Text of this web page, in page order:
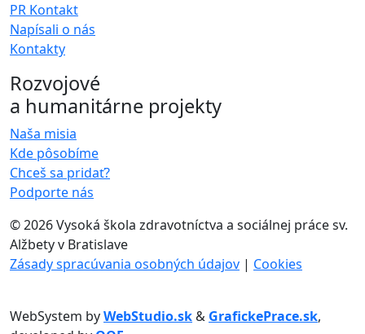
PR Kontakt
Napísali o nás
Kontakty
Rozvojové
a humanitárne projekty
Naša misia
Kde pôsobíme
Chceš sa pridať?
Podporte nás
©2026 Vysoká škola zdravotníctva a sociálnej práce sv.
Alžbety v Bratislave
Zásady spracúvania osobných údajov | Cookies
WebSystem byWebStudio.sk& GrafickePrace.sk,